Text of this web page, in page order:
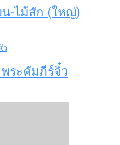
-ไม้สัก (ใหญ่)
ระคัมภีร์จิ๋ว